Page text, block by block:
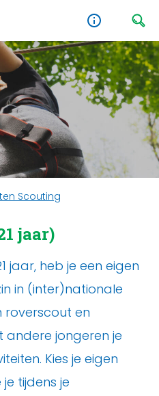
Scouting
jaar)
jaar, heb je een eigen
in (inter)nationale
roverscout en
jongeren je
Kies je eigen
tijdens je